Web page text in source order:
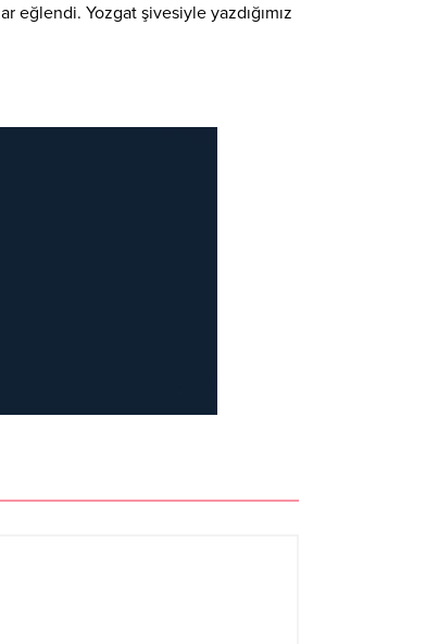
eğlendi. Yozgat şivesiyle yazdığımız